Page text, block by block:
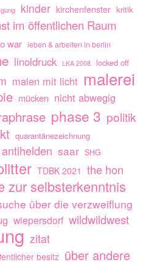
kinder kirchenfenster kritik
im öffentlichen Raum
war leben & arbeiten in berlin
linoldruck LKA 2008 locked off
malen mit licht malerei
mücken nicht abwegig
phase 3 politik
quarantänezeichnung
saar SHG
TDBK 2021 the hon
zur selbsterkenntnis
über die verzweiflung
wiepersdorf wildwildwest
zitat
besitz über andere